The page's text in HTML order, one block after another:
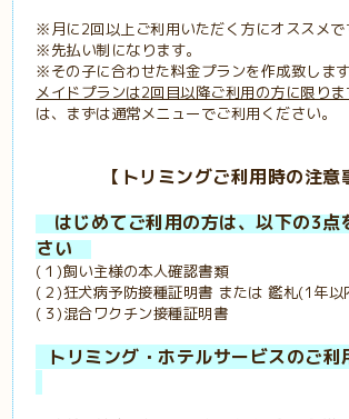
※月に2回以上ご利用いただく方にオススメで
※先払い制になります。
※その子に合わせた料金プランを作成致します
メイドプランは2回目以降ご利用の方に限りま
は、まずは通常メニューでご利用ください。
【トリミングご利用時の注意
はじめてご利用の方は、以下の3点
さい
(１)飼い主様の本人確認書類
(２)狂犬病予防接種証明書 または 鑑札(1年以
(３)混合ワクチン接種証明書
トリミング・ホテルサービスのご利